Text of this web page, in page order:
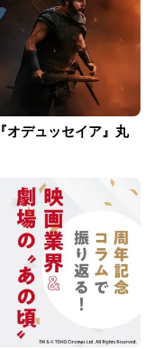
オデュッセイア』丸